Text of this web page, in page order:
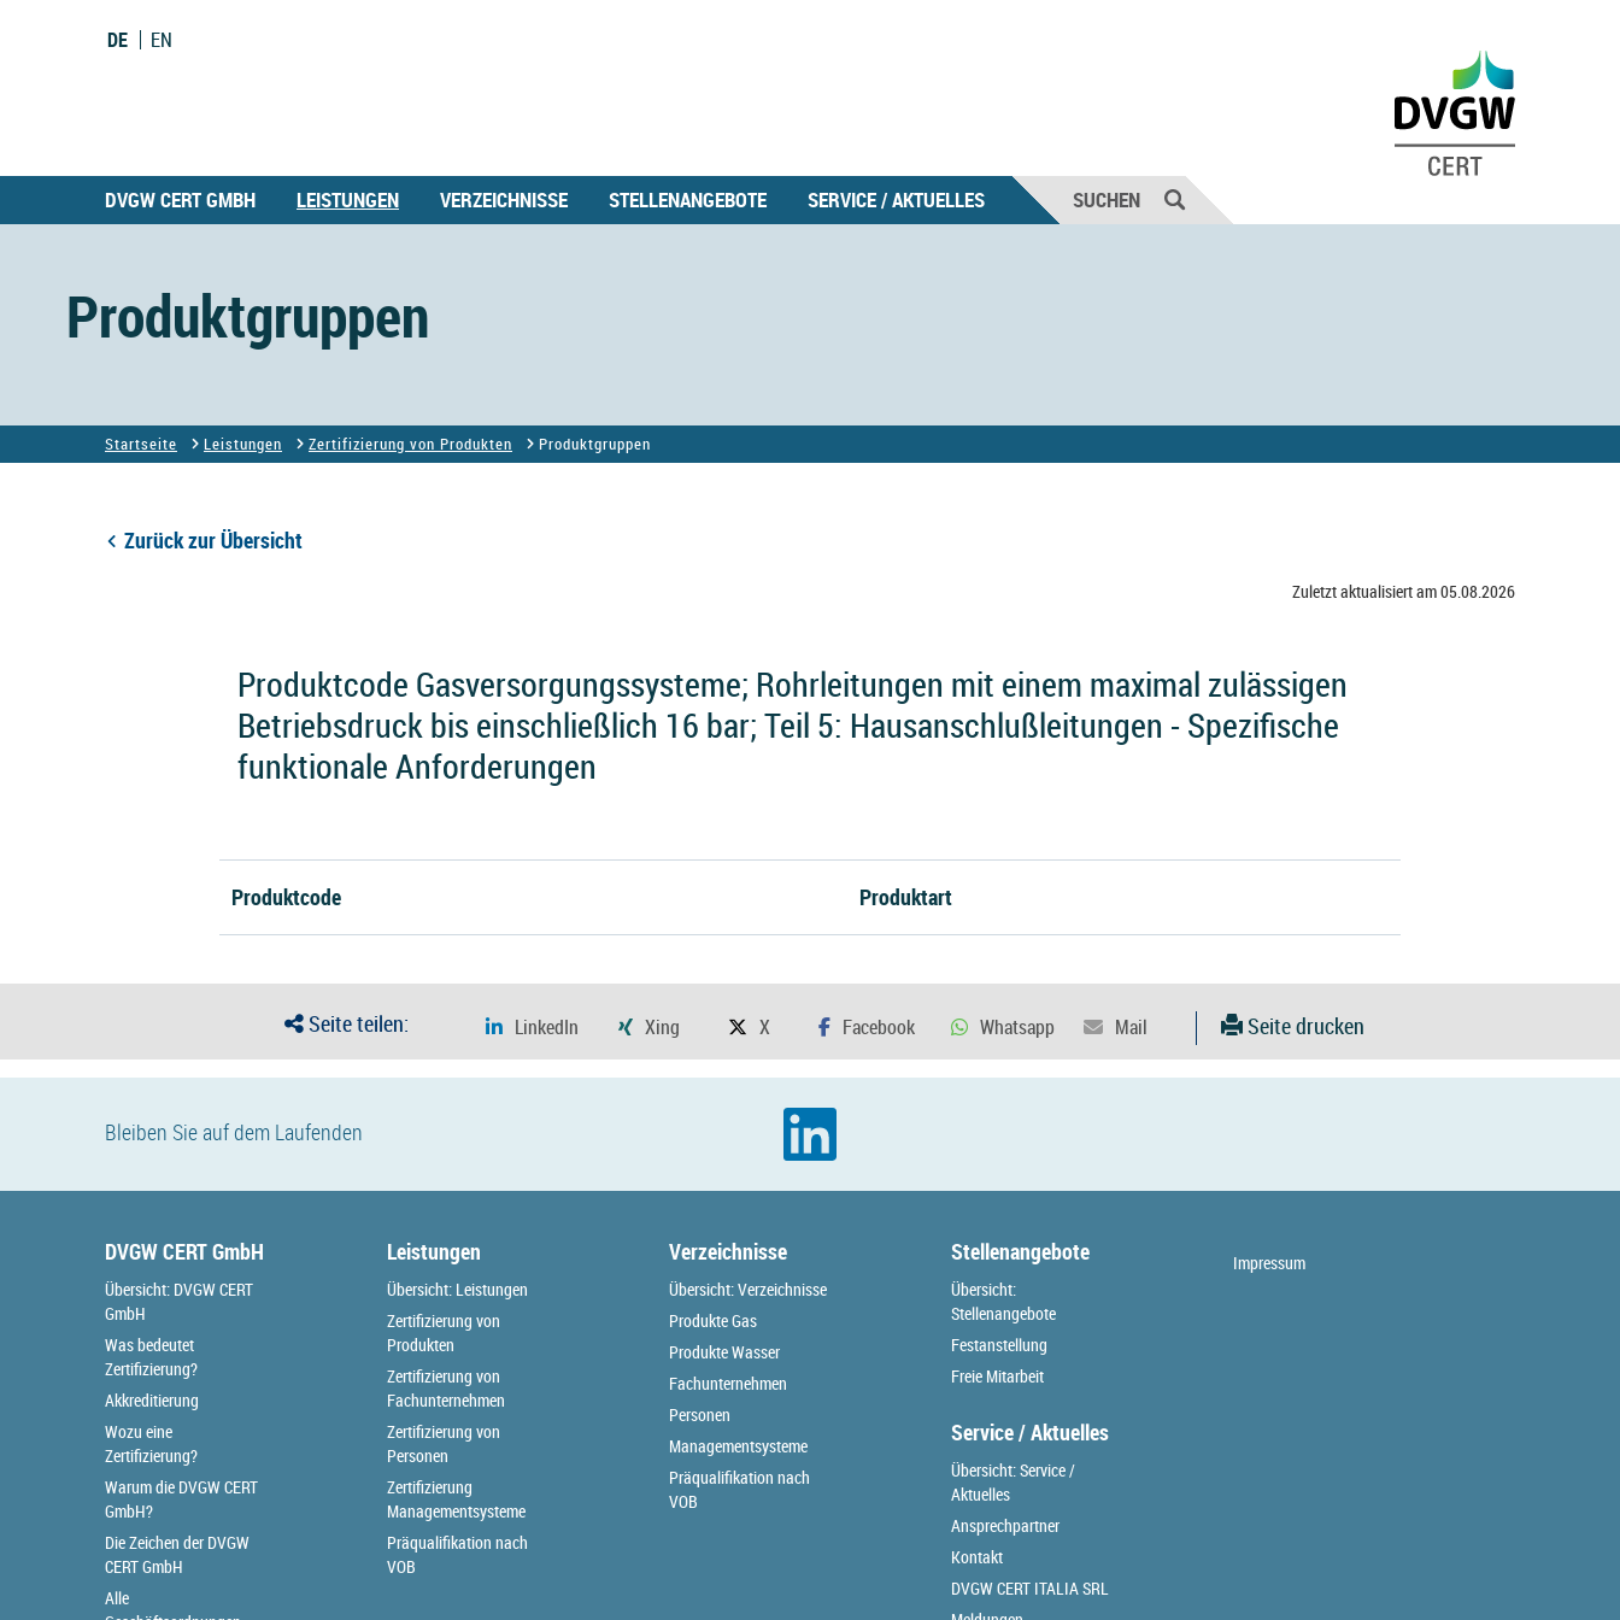
DE EN
DVGW CERT GMBH LEISTUNGEN VERZEICHNISSE STELLENANGEBOTE SERVICE / AKTUELLES SUCHEN
Produktgruppen
Startseite Leistungen Zertifizierung von Produkten Produktgruppen
Zurück zur Übersicht
Zuletzt aktualisiert am 05.08.2026
Produktcode Gasversorgungssysteme; Rohrleitungen mit einem maximal zulässigen
Betriebsdruck bis einschließlich 16 bar; Teil 5: Hausanschlußleitungen - Spezifische
funktionale Anforderungen
Produktcode Produktart
Seite teilen: Seite drucken
Bleiben Sie auf dem Laufenden
DVGW CERT GmbH
Übersicht: DVGW CERT
GmbH
Was bedeutet
Zertifizierung?
Akkreditierung
Wozu eine
Zertifizierung?
Warum die DVGW CERT
GmbH?
Die Zeichen der DVGW
CERT GmbH
Alle
Leistungen
Übersicht: Leistungen
Zertifizierung von
Produkten
Zertifizierung von
Fachunternehmen
Zertifizierung von
Personen
Zertifizierung
Managementsysteme
Präqualifikation nach
VOB
Verzeichnisse
Übersicht: Verzeichnisse
Produkte Gas
Produkte Wasser
Fachunternehmen
Personen
Managementsysteme
Präqualifikation nach
VOB
Stellenangebote
Übersicht:
Stellenangebote
Festanstellung
Freie Mitarbeit
Service / Aktuelles
Übersicht: Service /
Aktuelles
Ansprechpartner
Kontakt
DVGW CERT ITALIA SRL
Impressum